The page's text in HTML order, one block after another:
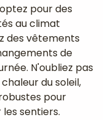
pour des
au climat
des vêtements
de
N'oubliez pas
du soleil,
pour
sentiers.